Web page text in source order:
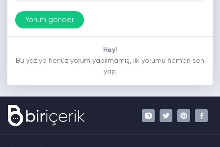
Hey!
Bu yazıya henüz yorum yapılmamış, ilk yorumu hemen sen
yap.